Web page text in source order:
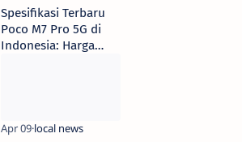
Spesifikasi Terbaru
Poco M7 Pro 5G di
Indonesia: Harga